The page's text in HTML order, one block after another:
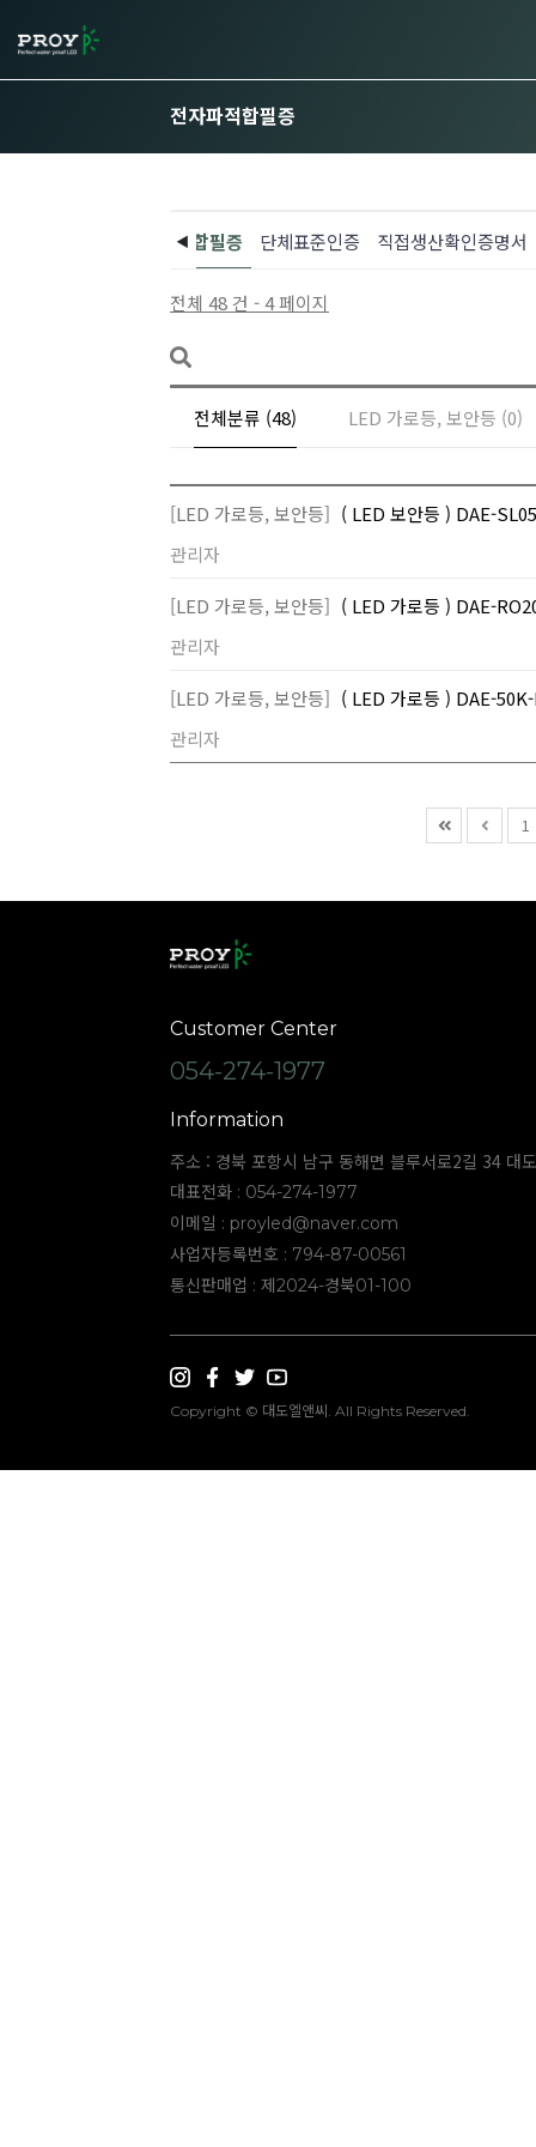
전자파적합필증
전자파적합필증 단체표준인증 직접생산확인증명서
전체 48 건 - 4 페이지
전체분류 (48) LED 가로등, 보안등 (0)
[LED 가로등, 보안등] ( LED 보안등 ) DAE-
관리자
[LED 가로등, 보안등] ( LED 가로등 ) DAE-
관리자
[LED 가로등, 보안등] ( LED 가로등 ) DAE-
관리자
1
Customer Center
054-274-1977
Information
주소 : 경북 포항시 남구 동해면 블루서로2길 34 대
대표전화 : 054-274-1977
이메일 : proyled@naver.com
사업자등록번호 : 794-87-00561
통신판매업 : 제2024-경북01-100
Copyright © 대도엘앤씨. All Rights Reserved.